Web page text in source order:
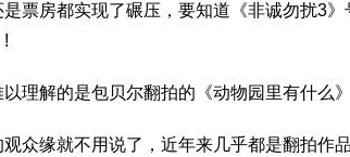
是票房都实现了碾压，要知道《非诚勿扰3
!
理解的是包贝尔翻拍的《动物园里有什么
观众缘就不用说了，近年来几乎都是翻拍作